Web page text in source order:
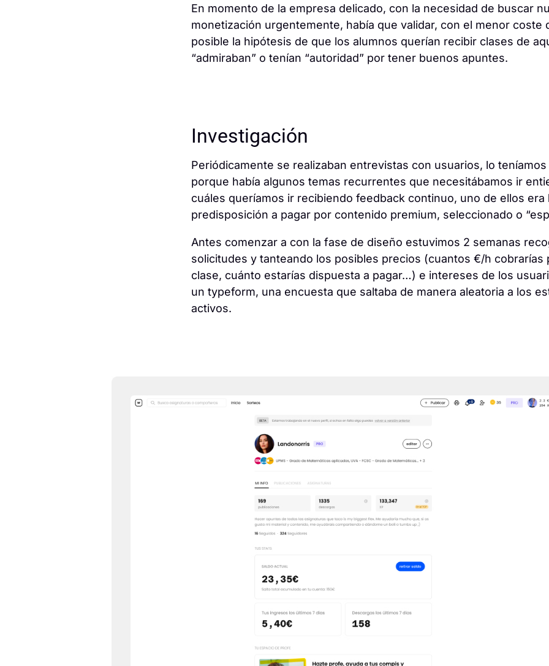
En momento de la empresa delicado, con la necesidad de buscar
monetización urgentemente, había que validar, con el menor coste
posible la hipótesis de que los alumnos querían recibir clases de
“admiraban” o tenían “autoridad” por tener buenos apuntes.
Investigación
Periódicamente se realizaban entrevistas con usuarios, lo
porque había algunos temas recurrentes que necesitábamos ir
cuáles queríamos ir recibiendo feedback continuo, uno de ellos era
predisposición a pagar por contenido premium, seleccionado o
Antes comenzar a con la fase de diseño estuvimos 2 semanas
solicitudes y tanteando los posibles precios (cuantos €/h cobrarías
clase, cuánto estarías dispuesta a pagar…) e intereses de los
un typeform, una encuesta que saltaba de manera aleatoria a los
activos.